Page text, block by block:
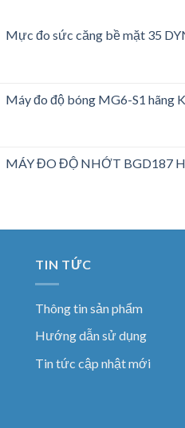
Mực đo sức căng bề mặt 35
Máy đo độ bóng MG6-S1 hãng
MÁY ĐO ĐỘ NHỚT BGD187
TIN TỨC
Thông tin sản phẩm
Hướng dẫn sử dụng
Tin tức cập nhật mới